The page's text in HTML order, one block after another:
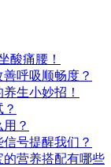
酸痛腰！
呼吸顺畅度？
生小妙招！
？
号提醒我们？
营养搭配有哪些